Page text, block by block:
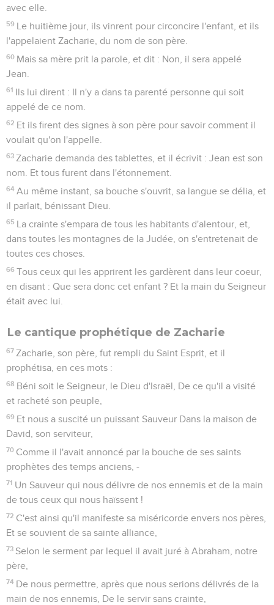
avec elle.
59 Le huitième jour, ils vinrent pour circoncire l'enfant, et ils
l'appelaient Zacharie, du nom de son père.
60 Mais sa mère prit la parole, et dit : Non, il sera appelé
Jean.
61 Ils lui dirent : Il n'y a dans ta parenté personne qui soit
appelé de ce nom.
62 Et ils firent des signes à son père pour savoir comment il
voulait qu'on l'appelle.
63 Zacharie demanda des tablettes, et il écrivit : Jean est son
nom. Et tous furent dans l'étonnement.
64 Au même instant, sa bouche s'ouvrit, sa langue se délia, et
il parlait, bénissant Dieu.
65 La crainte s'empara de tous les habitants d'alentour, et,
dans toutes les montagnes de la Judée, on s'entretenait de
toutes ces choses.
66 Tous ceux qui les apprirent les gardèrent dans leur coeur,
en disant : Que sera donc cet enfant ? Et la main du Seigneur
était avec lui.
Le cantique prophétique de Zacharie
67 Zacharie, son père, fut rempli du Saint Esprit, et il
prophétisa, en ces mots :
68 Béni soit le Seigneur, le Dieu d'Israël, De ce qu'il a visité
et racheté son peuple,
69 Et nous a suscité un puissant Sauveur Dans la maison de
David, son serviteur,
70 Comme il l'avait annoncé par la bouche de ses saints
prophètes des temps anciens, -
71 Un Sauveur qui nous délivre de nos ennemis et de la main
de tous ceux qui nous haïssent !
72 C'est ainsi qu'il manifeste sa miséricorde envers nos pères,
Et se souvient de sa sainte alliance,
73 Selon le serment par lequel il avait juré à Abraham, notre
père,
74 De nous permettre, après que nous serions délivrés de la
main de nos ennemis, De le servir sans crainte,